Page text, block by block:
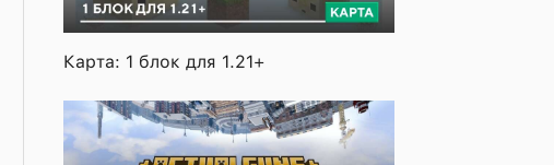
Карта: 1 блок для 1.21+